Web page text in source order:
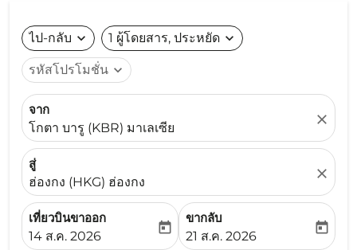
ไป-กลับ expand_more 1 ผู้โดยสาร, ประหยัด expand_more
รหัสโปรโมชั่น expand_more
จาก
โกตา บารู (KBR) มาเลเซีย
close
สู่
ฮ่องกง (HKG) ฮ่องกง
close
เที่ยวบินขาออก
fc-booking-departure-date-aria-label
14 ส.ค. 2026
today
ขากลับ
fc-booking-return-date-
21 ส.ค. 2026
today